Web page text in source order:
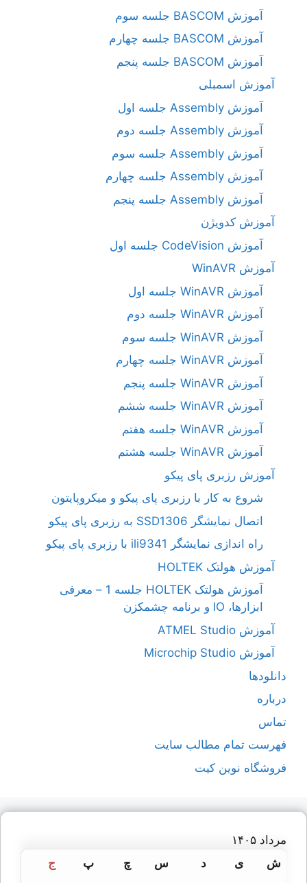
آموزش BASCOM جلسه سوم
آموزش BASCOM جلسه چهارم
آموزش BASCOM جلسه پنجم
آموزش اسمبلی
آموزش Assembly جلسه اول
آموزش Assembly جلسه دوم
آموزش Assembly جلسه سوم
آموزش Assembly جلسه چهارم
آموزش Assembly جلسه پنجم
آموزش کدویژن
آموزش CodeVision جلسه اول
آموزش WinAVR
آموزش WinAVR جلسه اول
آموزش WinAVR جلسه دوم
آموزش WinAVR جلسه سوم
آموزش WinAVR جلسه چهارم
آموزش WinAVR جلسه پنجم
آموزش WinAVR جلسه ششم
آموزش WinAVR جلسه هفتم
آموزش WinAVR جلسه هشتم
آموزش رزبری پای پیکو
شروع به کار با رزبری پای پیکو و میکروپایتون
اتصال نمایشگر SSD1306 به رزبری پای پیکو
راه اندازی نمایشگر ili9341 با رزبری پای پیکو
آموزش هولتک HOLTEK
آموزش هولتک HOLTEK جلسه 1 – معرفی
ابزارها، IO و برنامه چشمکزن
آموزش ATMEL Studio
آموزش Microchip Studio
دانلودها
درباره
تماس
فهرست تمام مطالب سایت
فروشگاه نوین کیت
مرداد ۱۴۰۵
ش
ی د س چ پ ج